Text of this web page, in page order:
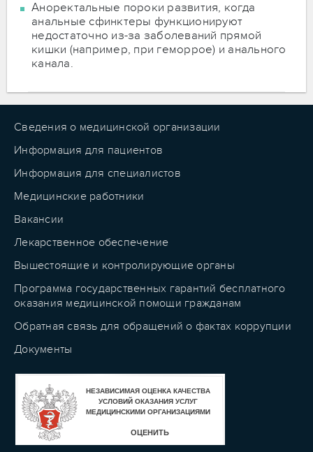
Аноректальные пороки развития, когда
анальные сфинктеры функционируют
недостаточно из-за заболеваний прямой
кишки (например, при геморрое) и анального
канала.
Сведения о медицинской организации
Информация для пациентов
Информация для специалистов
Медицинские работники
Вакансии
Лекарственное обеспечение
Вышестоящие и контролирующие органы
Программа государственных гарантий бесплатного
оказания медицинской помощи гражданам
Обратная связь для обращений о фактах коррупции
Документы